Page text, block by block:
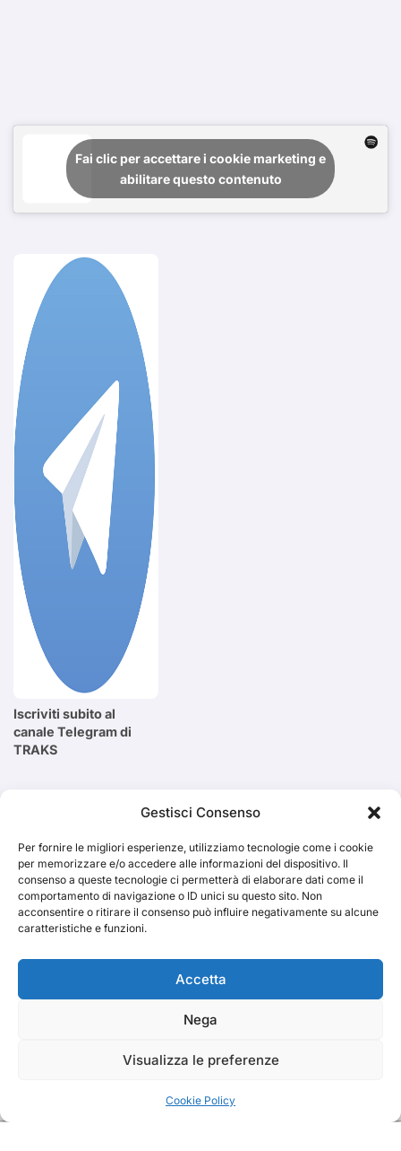
Gestisci Consenso
Per fornire le migliori esperienze, utilizziamo tecnologie come i cookie
per memorizzare e/o accedere alle informazioni del dispositivo. Il
consenso a queste tecnologie ci permetterà di elaborare dati come il
comportamento di navigazione o ID unici su questo sito. Non
acconsentire o ritirare il consenso può influire negativamente su alcune
caratteristiche e funzioni.
Accetta
Nega
Visualizza le preferenze
Cookie Policy
Fai clic per accettare i cookie marketing e
abilitare questo contenuto
Iscriviti subito al
canale Telegram di
TRAKS
Cerca
TRAKS
Dal 2014 musica indipendente ed emergente